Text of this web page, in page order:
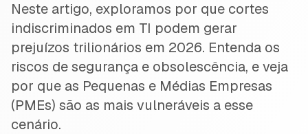
Neste artigo, exploramos por que cortes
indiscriminados em TI podem gerar
prejuízos trilionários em 2026. Entenda os
riscos de segurança e obsolescência, e veja
por que as Pequenas e Médias Empresas
(PMEs) são as mais vulneráveis a esse
cenário.